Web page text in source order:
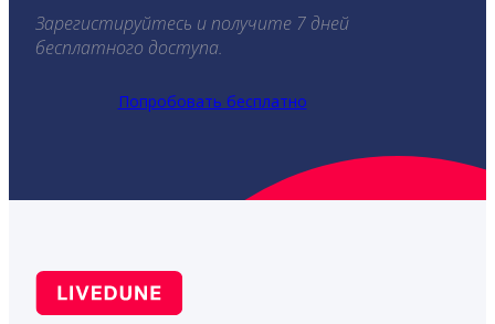
Зарегистируйтесь и получите 7 дней
бесплатного доступа.
Попробовать бесплатно